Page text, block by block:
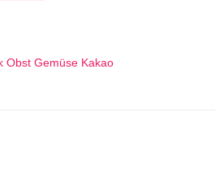
Obst Gemüse Kakao